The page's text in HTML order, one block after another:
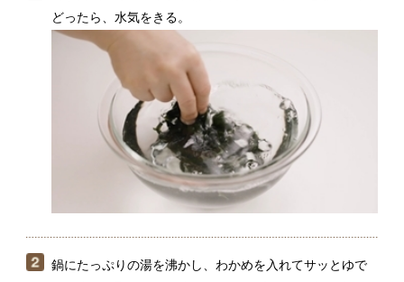
鍋にたっぷりの湯を沸かし、わかめを入れてサッとゆで
る。すぐに取り出し、冷水にとる。ザルに上げて水気を
きってから食べやすく切り、再び手でギュッとしぼる。